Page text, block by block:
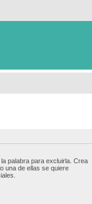
palabra para excluirla. Crea
una de ellas se quiere